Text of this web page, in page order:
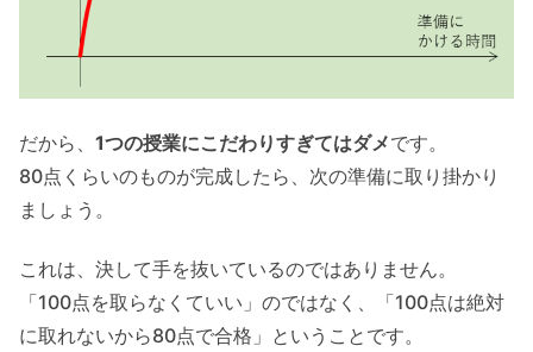
だから、 1つの授業にこだわりすぎてはダメです。
80点くらいのものが完成したら、次の準備に取り掛かり
ましょう。
これは、決して手を抜いているのではありません。
「100点を取らなくていい」のではなく、「100点は絶対
に取れないから80点で合格」ということです。